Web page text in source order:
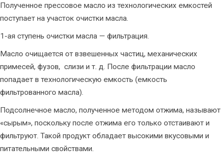
Полученное прессовое масло из технологических емкостей
поступает на участок очистки масла.
1-ая ступень очистки масла — фильтрация.
Масло очищается от взвешенных частиц, механических
примесей, фузов, слизи и т. д. После фильтрации масло
попадает в технологическую емкость (емкость
фильтрованного масла).
Подсолнечное масло, полученное методом отжима, называют
«сырым», поскольку после отжима его только отстаивают и
фильтруют. Такой продукт обладает высокими вкусовыми и
питательными свойствами.